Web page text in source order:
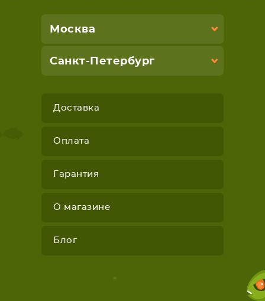
Москва
Санкт-Петербург
Доставка
Оплата
Гарантия
О магазине
Блог